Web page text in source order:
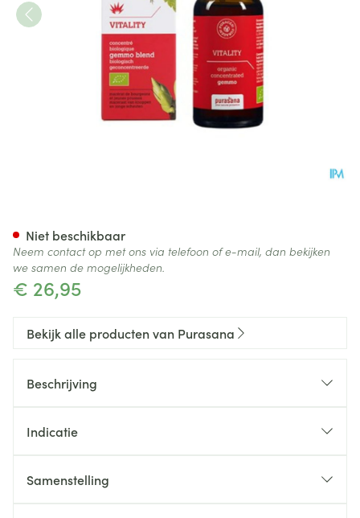
€ 26,95
Niet beschikbaar
Neem contact op met ons via telefoon of e-mail, dan bekijken
we samen de mogelijkheden.
Bekijk alle producten van Purasana
Beschrijving
Indicatie
Samenstelling